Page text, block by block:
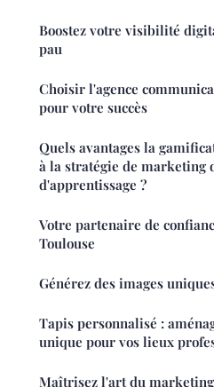
Boostez votre visibilité
pau
Choisir l'agence
pour votre succès
Quels avantages la
à la stratégie de marketing
d'apprentissage ?
Votre partenaire de
Toulouse
Générez des images
Tapis personnalisé :
unique pour vos lieux
Maîtrisez l'art du